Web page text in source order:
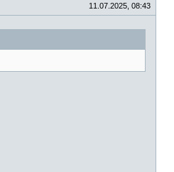
11.07.2025, 08:43